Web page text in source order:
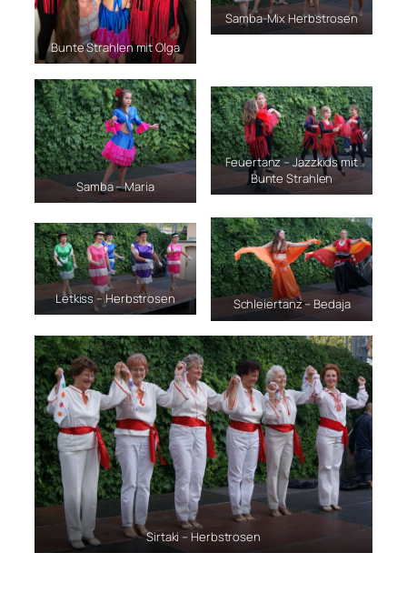
Bunte Strahlen mit Olga
Samba-Mix Herbstrosen
Samba – Maria
Feuertanz – Jazzkids mit
Bunte Strahlen
Letkiss – Herbstrosen Schleiertanz – Bedaja
Sirtaki – Herbstrosen